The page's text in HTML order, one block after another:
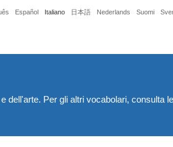
Español Italiano 日本語 Nederlands Suomi
dell'arte. Per gli altri vocabolari, consulta